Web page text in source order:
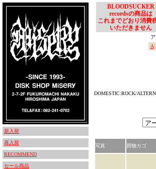
新入荷
再入荷
RECOMMEND
セール商品
BLOODSUCKER
recordsの商品は
これまでどおり消費
いただきません
A
DOMESTIC:ROCK/
写真 買物カゴ